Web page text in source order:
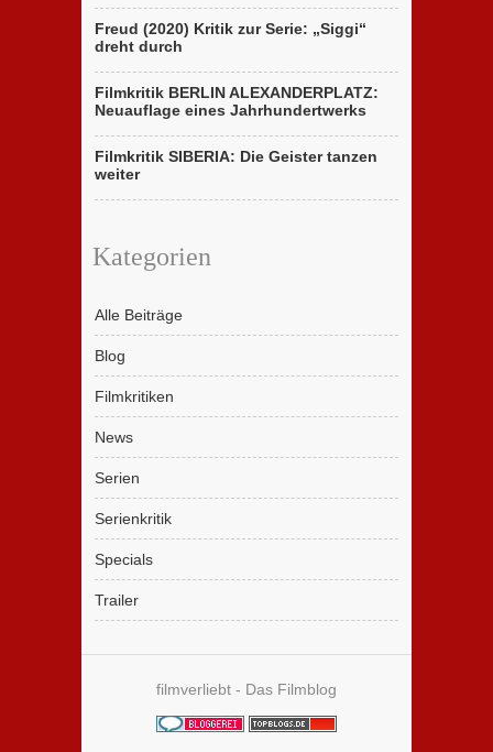
Freud (2020) Kritik zur Serie: „Siggi“
dreht durch
Filmkritik BERLIN ALEXANDERPLATZ:
Neuauflage eines Jahrhundertwerks
Filmkritik SIBERIA: Die Geister tanzen
weiter
Kategorien
Alle Beiträge
Blog
Filmkritiken
News
Serien
Serienkritik
Specials
Trailer
filmverliebt - Das Filmblog